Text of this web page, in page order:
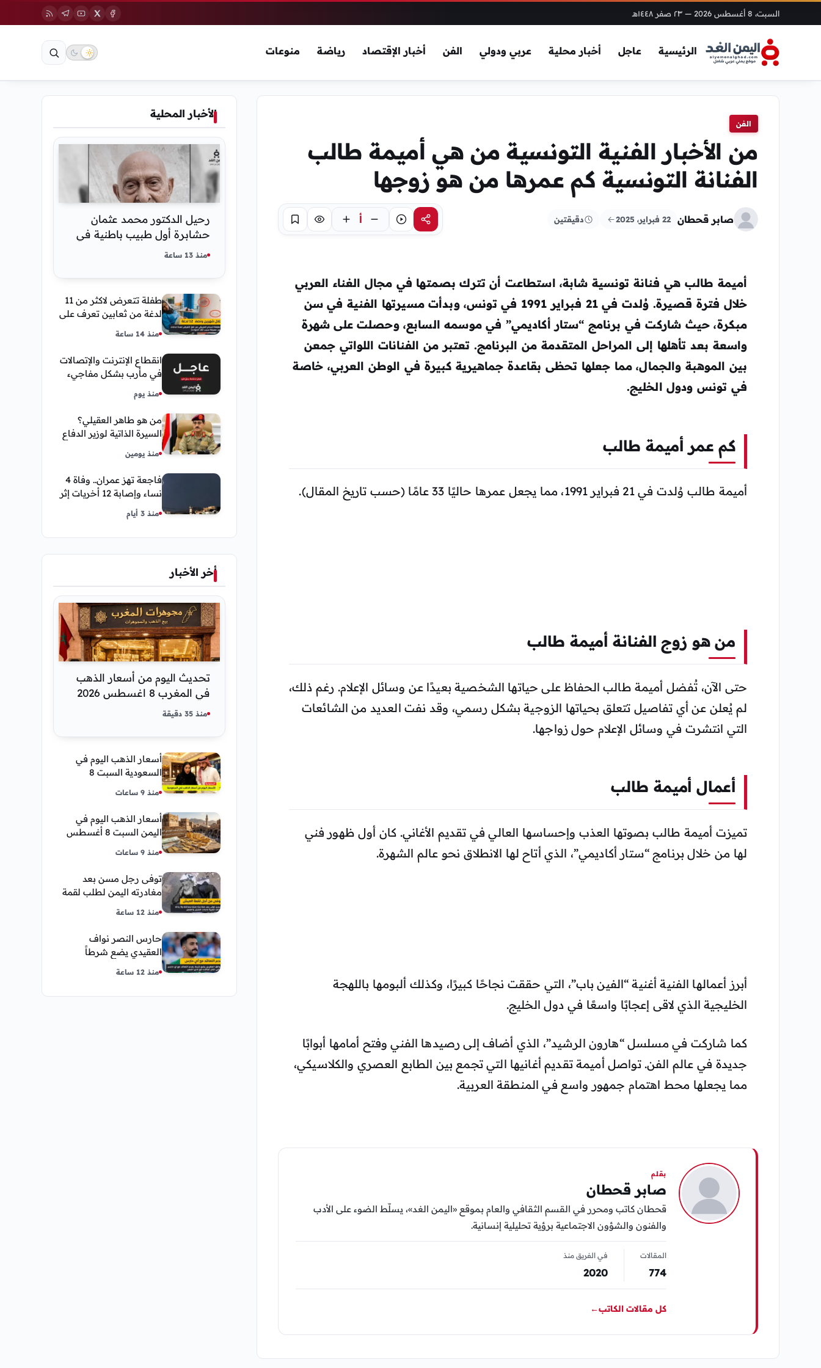
السبت، 8 أغسطس 2026 — ٢٣ صفر ١٤٤٨هـ
الرئيسية عاجل أخبار محلية عربي ودولي الفن أخبار الإقتصاد رياضة منوعات
الفن
من الأخبار الفنية التونسية من هي أميمة طالب
الفنانة التونسية كم عمرها من هو زوجها
صابر قحطان 22 فبراير، 2025 دقيقتين مشاركةاستماع أ تركيز حفظ
أميمة طالب هي فنانة تونسية شابة، استطاعت أن تترك بصمتها في مجال الغناء العربي
خلال فترة قصيرة. وُلدت في 21 فبراير 1991 في تونس، وبدأت مسيرتها الفنية في سن
مبكرة، حيث شاركت في برنامج “ستار أكاديمي” في موسمه السابع، وحصلت على شهرة
واسعة بعد تأهلها إلى المراحل المتقدمة من البرنامج. تعتبر من الفنانات اللواتي جمعن
بين الموهبة والجمال، مما جعلها تحظى بقاعدة جماهيرية كبيرة في الوطن العربي، خاصة
في تونس ودول الخليج.
كم عمر أميمة طالب
أميمة طالب وُلدت في 21 فبراير 1991، مما يجعل عمرها حاليًا 33 عامًا (حسب تاريخ المقال).
من هو زوج الفنانة أميمة طالب
حتى الآن، تُفضل أميمة طالب الحفاظ على حياتها الشخصية بعيدًا عن وسائل الإعلام. رغم ذلك،
لم يُعلن عن أي تفاصيل تتعلق بحياتها الزوجية بشكل رسمي، وقد نفت العديد من الشائعات
التي انتشرت في وسائل الإعلام حول زواجها.
أعمال أميمة طالب
تميزت أميمة طالب بصوتها العذب وإحساسها العالي في تقديم الأغاني. كان أول ظهور فني
لها من خلال برنامج “ستار أكاديمي”، الذي أتاح لها الانطلاق نحو عالم الشهرة.
أبرز أعمالها الفنية أغنية “الفين باب”، التي حققت نجاحًا كبيرًا، وكذلك ألبومها باللهجة
الخليجية الذي لاقى إعجابًا واسعًا في دول الخليج.
كما شاركت في مسلسل “هارون الرشيد”، الذي أضاف إلى رصيدها الفني وفتح أمامها أبوابًا
جديدة في عالم الفن. تواصل أميمة تقديم أغانيها التي تجمع بين الطابع العصري والكلاسيكي،
مما يجعلها محط اهتمام جمهور واسع في المنطقة العربية.
بقلم
صابر قحطان
قحطان كاتب ومحرر في القسم الثقافي والعام بموقع «اليمن الغد»، يسلّط الضوء على الأدب
والفنون والشؤون الاجتماعية برؤية تحليلية إنسانية.
المقالات
774
في الفريق منذ
2020
كل مقالات الكاتب←
الأخبار المحلية
رحيل الدكتور محمد عثمان
حشابرة أول طبيب باطنية في
الحديدة
منذ 13 ساعة
طفلة تتعرض لاكثر من 11
لدغة من ثعابين تعرف على
العريقي
منذ 14 ساعة
انقطاع الإنترنت والإتصالات
في مأرب بشكل مفاجيء
منذ يوم
من هو طاهر العقيلي؟
السيرة الذاتية لوزير الدفاع
مناصبه
منذ يومين
فاجعة تهز عمران.. وفاة 4
نساء وإصابة 12 أخريات إثر
صاعقة رعدية خلال مناسبة
اجتماعية
منذ 3 أيام
أخر الأخبار
تحديث اليوم من أسعار الذهب
في المغرب 8 اغسطس 2026
كم عسر الجنية الذهب
منذ 35 دقيقة
أسعار الذهب اليوم في
السعودية السبت 8
مباشر
منذ 9 ساعات
أسعار الذهب اليوم في
اليمن السبت 8 أغسطس
وعدن
منذ 9 ساعات
توفى رجل مسن بعد
مغادرته اليمن لطلب لقمة
يقدمها لإبنته
منذ 12 ساعة
حارس النصر نواف
العقيدي يضع شرطاً
النادي
منذ 12 ساعة